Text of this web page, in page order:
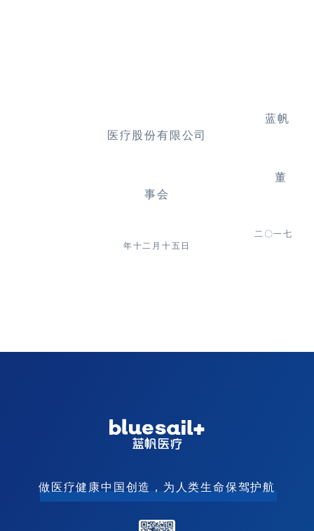
蓝帆
医疗股份有限公司
董
事会
二〇一七
年十二 月 十五 日
做医疗健康中国创造，为人类生命保驾护航